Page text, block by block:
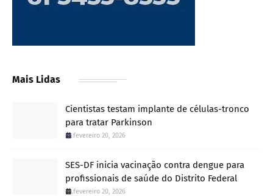
Mais Lidas
Cientistas testam implante de células-tronco
para tratar Parkinson
fevereiro 20, 2026
SES-DF inicia vacinação contra dengue para
profissionais de saúde do Distrito Federal
fevereiro 20, 2026